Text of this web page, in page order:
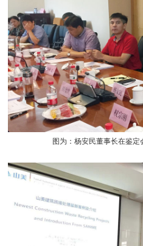
图为：杨安民董事长在鉴